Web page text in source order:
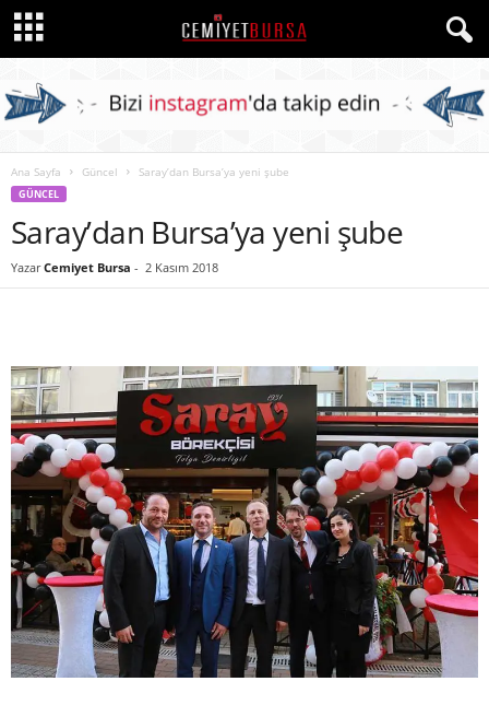
Ana Sayfa Güncel Saray’dan Bursa’ya yeni şube
GÜNCEL
Saray’dan Bursa’ya yeni şube
Yazar Cemiyet Bursa - 2 Kasım 2018